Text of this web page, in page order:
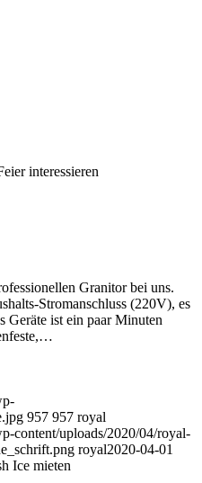
interessieren
Granitor bei uns.
Stromanschluss (220V), es
Geräte ist ein paar Minuten
957 957 royal
content/uploads/2020/04/royal-
royal2020-04-01
Ice mieten